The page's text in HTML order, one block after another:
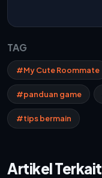
TAG
#My Cute Roommate
#panduan game
#tips bermain
Artikel Terkait